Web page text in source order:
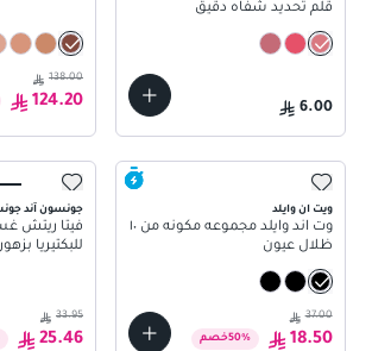
قلم تحديد شفاه دقيق
6.00
138.00
124.20
ويت ان وايلد
وت آند وايلد مجموعه مكونه من ١٠
ظلال عيون
37.00
18.50
50% خصم
جونسون آند
فيتا ريتش
للبكتيريا بزهور
33.95
25.46